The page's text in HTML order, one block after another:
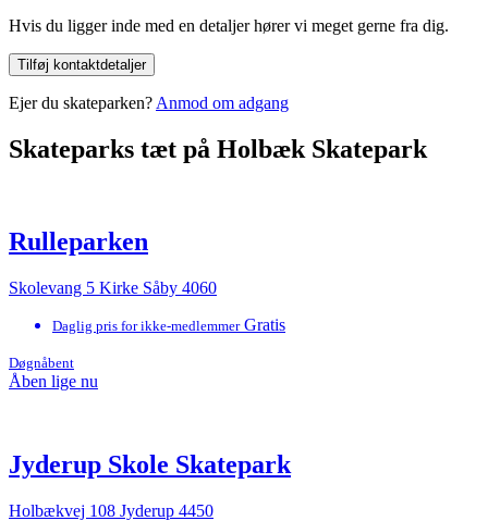
Hvis du ligger inde med en detaljer hører vi meget gerne fra dig.
Tilføj kontaktdetaljer
Ejer du skateparken?Anmod om adgang
Skateparks tæt på Holbæk Skatepark
Rulleparken
Skolevang 5 Kirke Såby 4060
Daglig pris for ikke-medlemmer Gratis
Døgnåbent
Åben lige nu
Jyderup Skole Skatepark
Holbækvej 108 Jyderup 4450